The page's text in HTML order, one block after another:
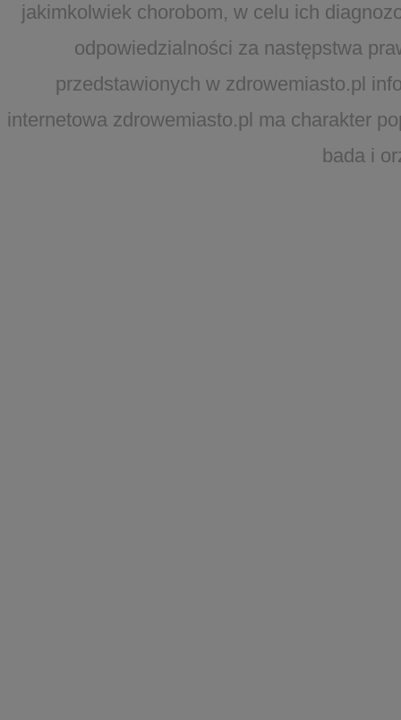
jakimkolwiek chorobom, w celu ich
odpowiedzialności za następstwa
przedstawionych w zdrowemiasto.pl
internetowa zdrowemiasto.pl ma charakter
bada i